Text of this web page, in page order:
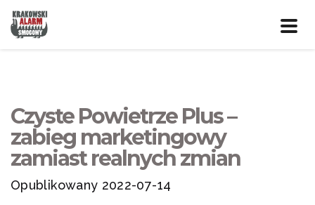
Czyste Powietrze Plus –
zabieg marketingowy
zamiast realnych zmian
Opublikowany 2022-07-14